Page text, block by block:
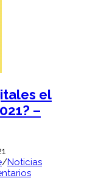
el
–
/Noticias